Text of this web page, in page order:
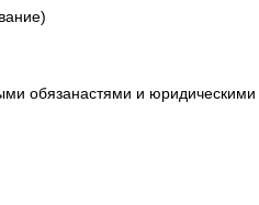
обязанастями и